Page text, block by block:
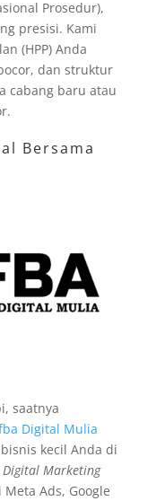
Prosedur),
presisi. Kami
(HPP) Anda
dan struktur
cabang baru atau
Bersama
saatnya
Digital Mulia
kecil Anda di
Digital Marketing
Ads, Google